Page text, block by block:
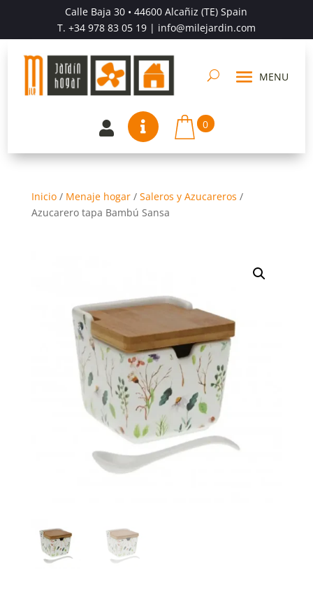
Calle Baja 30 • 44600 Alcañiz (TE) Spain
T. +34 978 83 05 19| info@milejardin.com
  0
Inicio/ Menaje hogar/ Saleros y Azucareros /
Azucarero tapa Bambú Sansa